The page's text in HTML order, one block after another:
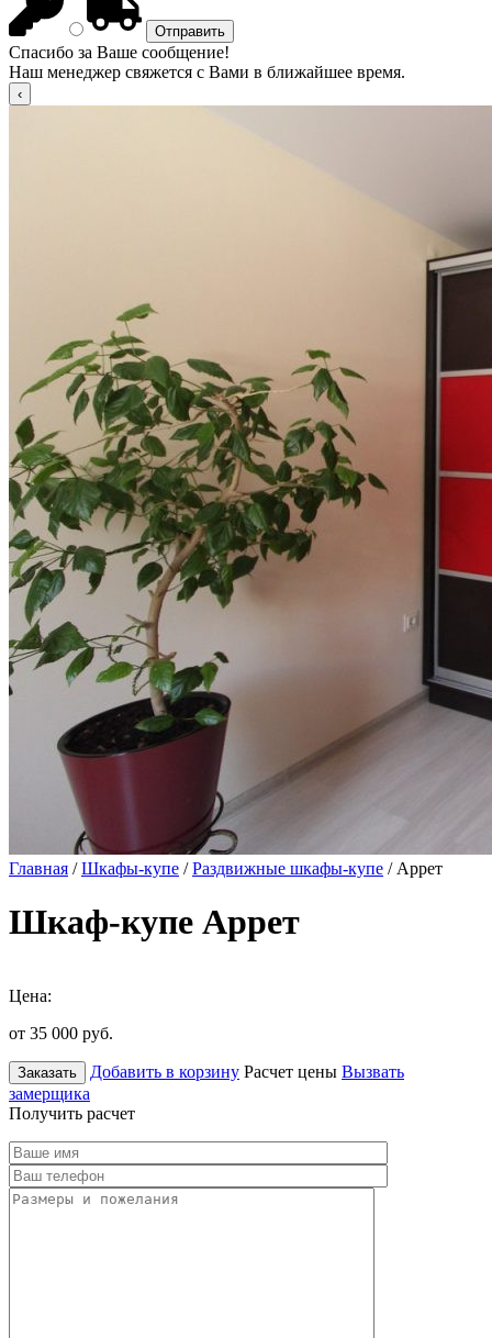
Спасибо за Ваше сообщение!
Наш менеджер свяжется с Вами в ближайшее время.
Главная /Шкафы-купе /Раздвижные шкафы-купе / Аррет
Шкаф-купе Аррет
Цена:
от 35 000 руб.
Заказать Добавить в корзину Расчет цены Вызвать
замерщика
Получить расчет